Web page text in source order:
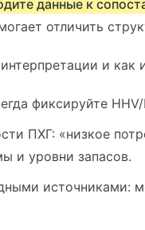
данные к
отличить
и как
фиксируйте HHV/
ПХГ: «низкое
и уровни запасов.
источниками: